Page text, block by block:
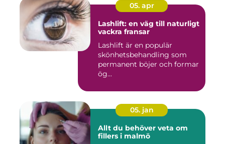
05. apr
Lashlift: en väg till naturligt
vackra fransar
Lashlift är en populär
skönhetsbehandling som
permanent böjer och formar
ög...
05. jan
Allt du behöver veta om
fillers i malmö